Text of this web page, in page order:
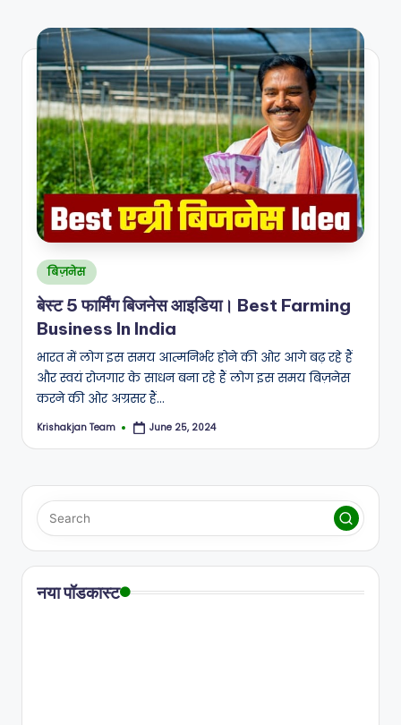
Posted
in
बिज़नेस
बेस्ट 5 फार्मिंग बिजनेस आइडिया। Best Farming
Business In India
भारत में लोग इस समय आत्मनिर्भर होने की ओर आगे बढ़ रहे हैं
और स्वयं रोजगार के साधन बना रहे हैं लोग इस समय बिज़नेस
करने की ओर अग्रसर हैं…
Posted
Krishakjan Team June 25, 2024
नया पॉडकास्ट